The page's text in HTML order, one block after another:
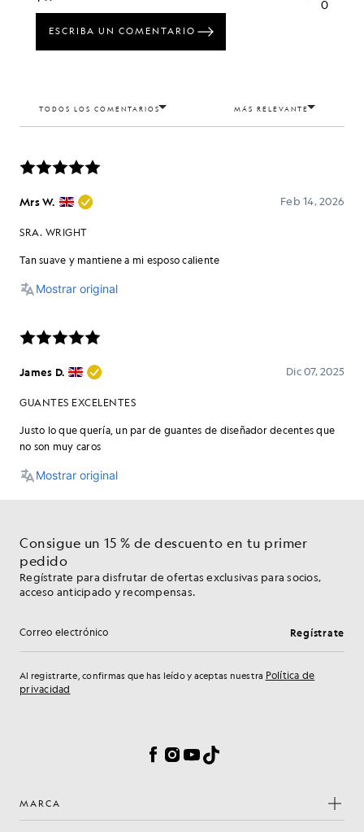
Consigue un 15 % de descuento en tu primer
pedido
Regístrate para disfrutar de ofertas exclusivas para socios,
acceso anticipado y recompensas.
Dirección de correo electrónico Regístrate
Al registrarte, confirmas que has leído y aceptas nuestra Política de
privacidad
Facebook
Instagram
YouTube
TikTok
MARCA